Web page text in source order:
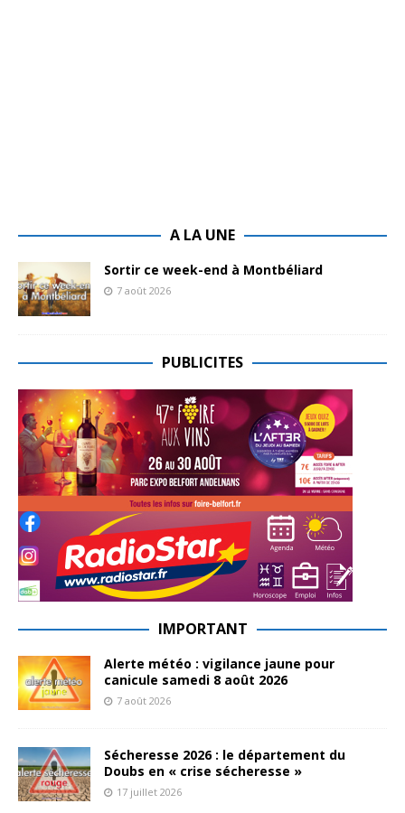
A LA UNE
Sortir ce week-end à Montbéliard
7 août 2026
PUBLICITES
IMPORTANT
Alerte météo : vigilance jaune pour
canicule samedi 8 août 2026
7 août 2026
Sécheresse 2026 : le département du
Doubs en « crise sécheresse »
17 juillet 2026